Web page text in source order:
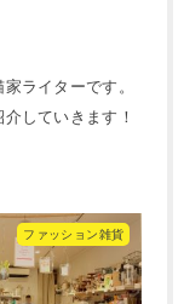
ライターです。
していきます！
ファッション雑貨